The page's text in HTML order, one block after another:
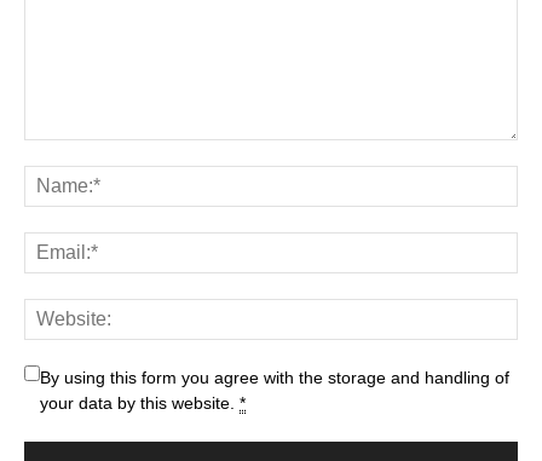
By using this form you agree with the storage and handling of
your data by this website. *